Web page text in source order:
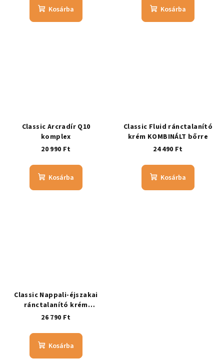
Kosárba Kosárba
Classic Arcradír Q10
komplex
20 990 Ft
Kosárba
Classic Fluid ránctalanító
krém KOMBINÁLT bőrre
24 490 Ft
Kosárba
Classic Nappali-éjszakai
ránctalanító krém
ÉRZÉKENY bőrre
26 790 Ft
Kosárba